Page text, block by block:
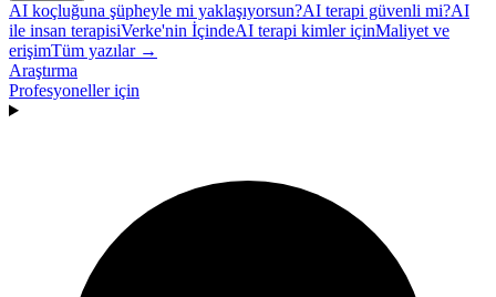
AI koçluğuna şüpheyle mi yaklaşıyorsun?AI terapi güvenli mi?AI
ile insan terapisiVerke'nin İçindeAI terapi kimler içinMaliyet ve
erişimTüm yazılar →
Araştırma
Profesyoneller için